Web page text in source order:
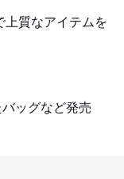
上質なアイテムを
ッグなど発売